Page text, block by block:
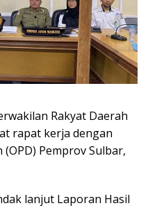
Rakyat Daerah
rapat kerja dengan
Pemprov Sulbar,
lanjut Laporan Hasil